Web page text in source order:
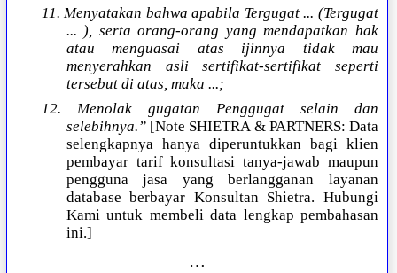
11. Menyatakan bahwa apabila Tergugat ... (Tergugat
... ), serta orang-orang yang mendapatkan hak
atau menguasai atas ijinnya tidak mau
menyerahkan asli sertifikat-sertifikat seperti
tersebut di atas, maka ...;
12. Menolak gugatan Penggugat selain dan
selebihnya.”[Note SHIETRA & PARTNERS: Data
selengkapnya hanya diperuntukkan bagi klien
pembayar tarif konsultasi tanya-jawab maupun
pengguna jasa yang berlangganan layanan
database berbayar Konsultan Shietra. Hubungi
Kami untuk membeli data lengkap pembahasan
ini.]
…